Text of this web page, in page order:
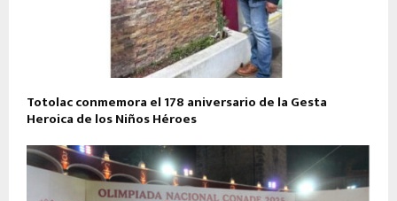
Totolac conmemora el 178 aniversario de la Gesta
Heroica de los Niños Héroes